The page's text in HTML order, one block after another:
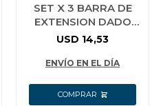
SET X 3 BARRA DE
EXTENSION DADO
IMPACTO 1/2´´
USD 14,53
ENVÍO EN EL DÍA